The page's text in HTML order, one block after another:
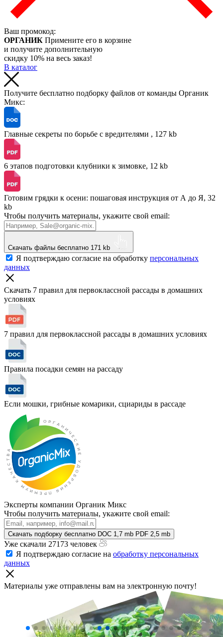
Ваш промокод:
ОРГАНИК Примените его в корзине
и получите дополнительную
скидку 10% на весь заказ!
В каталог
Получите бесплатно подборку файлов от команды Органик
Микс:
Главные секреты по борьбе с вредителями , 127 kb
6 этапов подготовки клубники к зимовке, 12 kb
Готовим грядки к осени: пошаговая инструкция от А до Я, 32
kb
Чтобы получить материалы, укажите свой email:
Скачать файлы бесплатно 171 kb
Я подтверждаю согласие на обработку персональных
данных
Скачать 7 правил для первоклассной рассады в домашних
условиях
7 правил для первоклассной рассады в домашних условиях
Правила посадки семян на рассаду
Если мошки, грибные комарики, сциариды в рассаде
Эксперты компании Органик Микс
Чтобы получить материалы, укажите свой email:
Скачать подборку бесплатно DOC 1,7 mb PDF 2,5 mb
Уже скачали 27173 человек
Я подтверждаю согласие на обработку персональных
данных
Материалы уже отправлены вам на электронную почту!